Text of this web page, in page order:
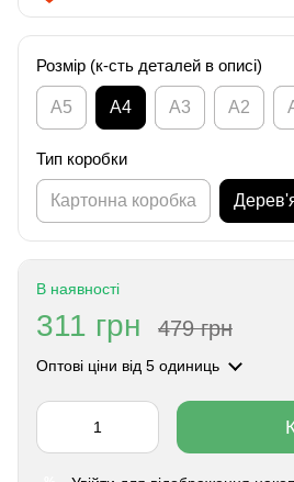
Розмір (к-сть деталей в описі)
А5 А4 A3 A2
Тип коробки
Картонна коробка
В наявності
311 грн 479 грн
Оптові ціни від 5 одиниць